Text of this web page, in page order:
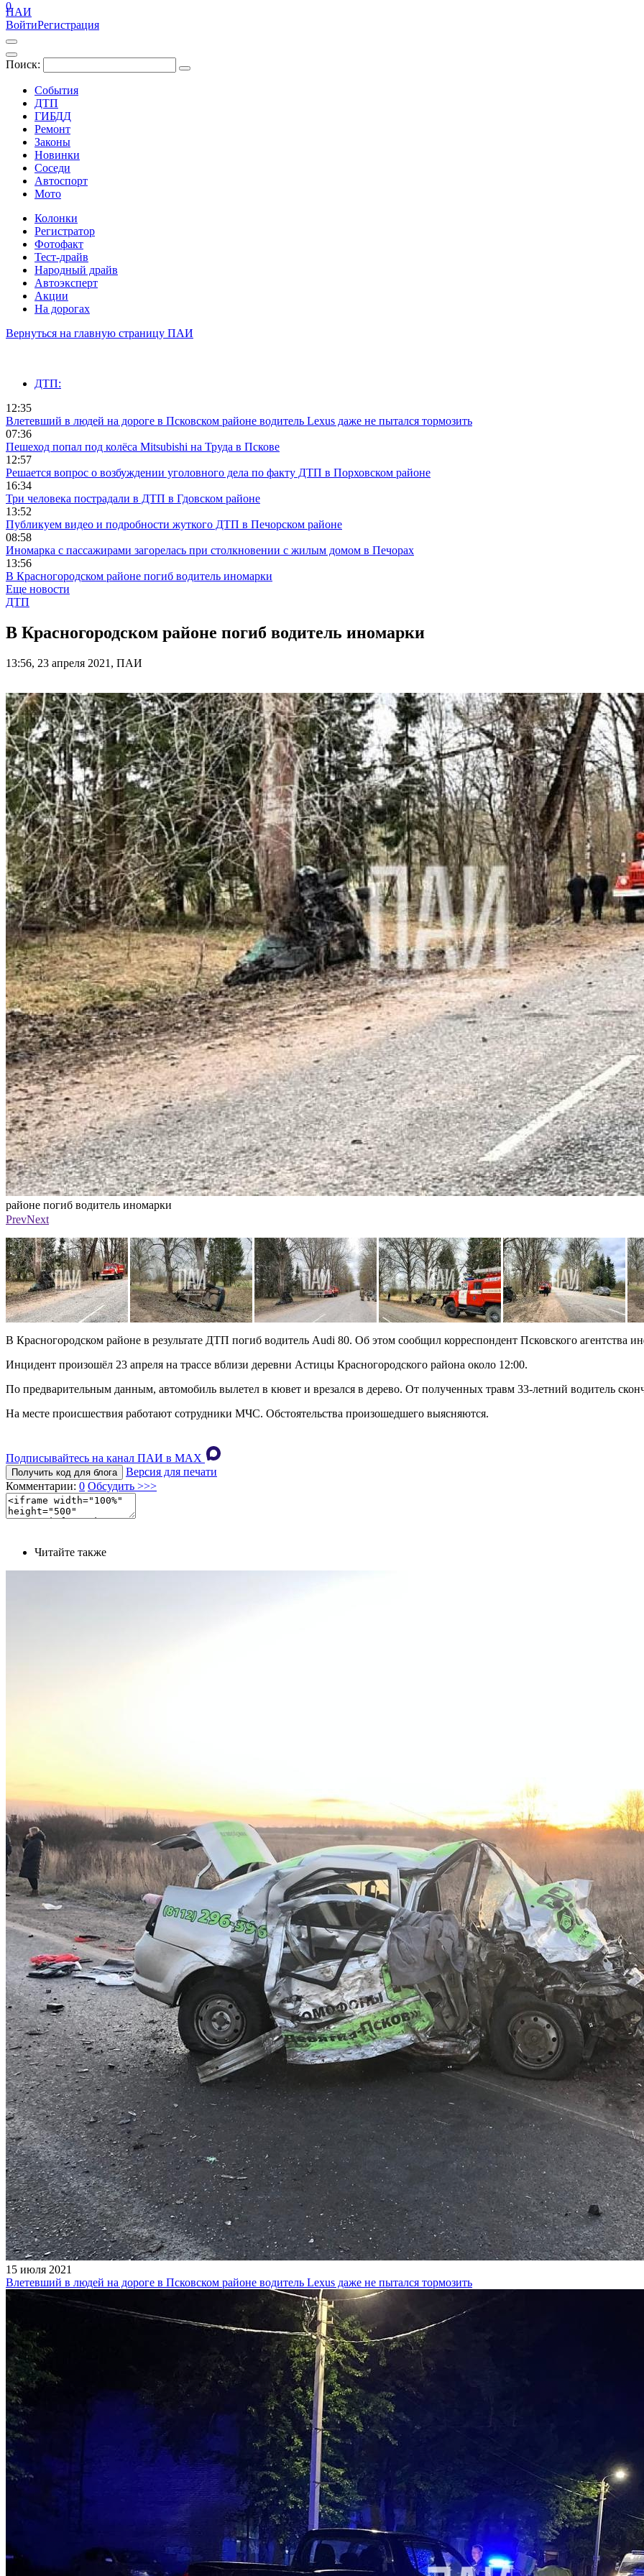
ПАИ
ВойтиРегистрация
Поиск:
События
ДТП
ГИБДД
Ремонт
Законы
Новинки
Соседи
Автоспорт
Мото
Колонки
Регистратор
Фотофакт
Тест-драйв
Народный драйв
Автоэксперт
Акции
На дорогах
0
Вернуться на главную страницу ПАИ
ДТП:
12:35
Влетевший в людей на дороге в Псковском районе водитель Lexus даже не пытался тормозить
07:36
Пешеход попал под колёса Mitsubishi на Труда в Пскове
12:57
Решается вопрос о возбуждении уголовного дела по факту ДТП в Порховском районе
16:34
Три человека пострадали в ДТП в Гдовском районе
13:52
Публикуем видео и подробности жуткого ДТП в Печорском районе
08:58
Иномарка с пассажирами загорелась при столкновении с жилым домом в Печорах
13:56
В Красногородском районе погиб водитель иномарки
Еще новости
ДТП
В Красногородском районе погиб водитель иномарки
13:56, 23 апреля 2021, ПАИ
районе погиб водитель иномарки
Фото: ПАИ
PrevNext
В Красногородском районе в результате ДТП погиб водитель Audi 80. Об этом сообщил корреспондент Псковского агентства
Инцидент произошёл 23 апреля на трассе вблизи деревни Астицы Красногородского района около 12:00.
По предварительным данным, автомобиль вылетел в кювет и врезался в дерево. От полученных травм 33-летний водитель
На месте происшествия работают сотрудники МЧС. Обстоятельства произошедшего выясняются.
Подписывайтесь на канал ПАИ в MAХ
Получить код для блога
Версия для печати
Комментарии: 0 Обсудить >>>
Читайте также
15 июля 2021
Влетевший в людей на дороге в Псковском районе водитель Lexus даже не пытался тормозить